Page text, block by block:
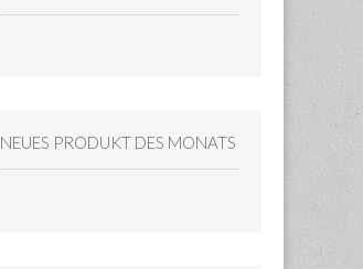
NEUES PRODUKT DES MONATS